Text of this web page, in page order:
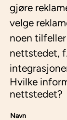
gjøre
velge
noen
nettstedet,
Hvilke
nettstedet?
Navn